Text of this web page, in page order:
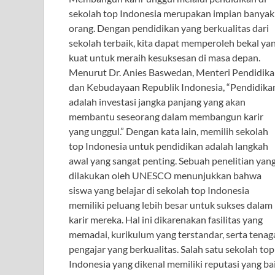
sekolah top Indonesia merupakan impian banyak
orang. Dengan pendidikan yang berkualitas dari
sekolah terbaik, kita dapat memperoleh bekal
kuat untuk meraih kesuksesan di masa depan.
Menurut Dr. Anies Baswedan, Menteri
dan Kebudayaan Republik Indonesia,
adalah investasi jangka panjang yang akan
membantu seseorang dalam membangun karir
yang unggul.” Dengan kata lain, memilih sekolah
top Indonesia untuk pendidikan adalah langkah
awal yang sangat penting. Sebuah penelitian
dilakukan oleh UNESCO menunjukkan bahwa
siswa yang belajar di sekolah top Indonesia
memiliki peluang lebih besar untuk sukses dalam
karir mereka. Hal ini dikarenakan fasilitas yang
memadai, kurikulum yang terstandar, serta
pengajar yang berkualitas. Salah satu sekolah top
Indonesia yang dikenal memiliki reputasi yang